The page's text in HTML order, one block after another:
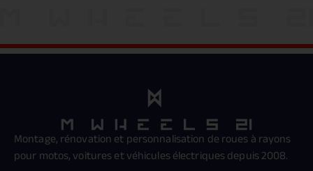
Montage, rénovation et personnalisation de roues à rayons
pour motos, voitures et véhicules électriques depuis 2008.